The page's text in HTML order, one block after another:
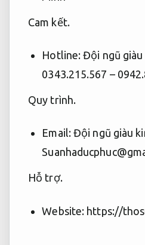
Cam kết.
Hotline:Đội ngũ
0343.215.567 –
Quy trình.
Email:Đội ngũ giàu
Hỗ trợ.
Website: https://